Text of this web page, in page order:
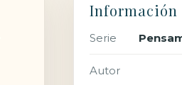
Información
Serie
Autor